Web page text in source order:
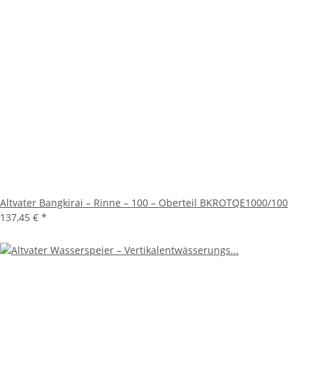
Altvater Bangkirai – Rinne – 100 – Oberteil BKROTQE1000/100
137,45 € *